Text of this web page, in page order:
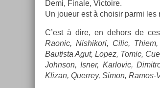
Demi, Fin­ale, Vic­toire.
Un joueur est à choisir parmi les
C’est à dire, en de­hors de
Raonic, Nis­hikori, Cilic,
Bautis­ta Agut, Lopez, Tomic,
Johnson, Isner, Kar­lovic,
Klizan, Quer­rey, Simon, Ramos-